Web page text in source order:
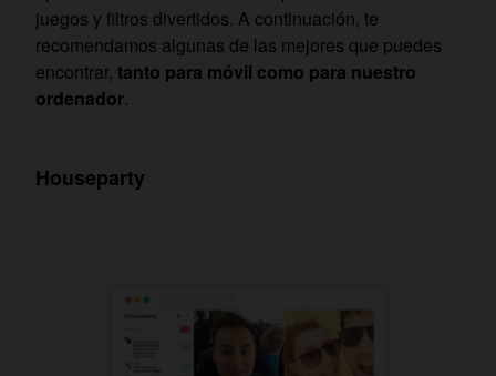
juegos y filtros divertidos. A continuación, te
recomendamos algunas de las mejores que puedes
encontrar, tanto para móvil como para nuestro
ordenador.
Houseparty